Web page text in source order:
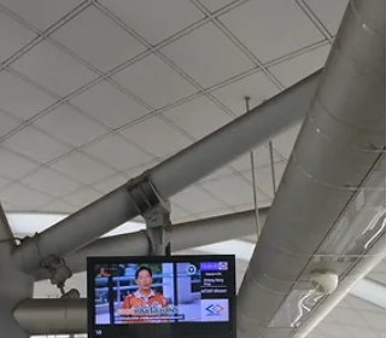
ดร.จิติยา พฤกษาเมธานันท์ นักวิชาการ
ยุติธรรมชำนาญพิเศษ ได้รับมอบหมายจากผู้
อำนวยการ​สำนักงานกิจการยุติธรรม เป็น
ประธานเปิดการประชุมเชิงปฏิบั...